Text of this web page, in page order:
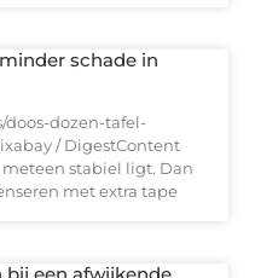
schade in
doos-dozen-tafel-
/ DigestContent
meteen stabiel ligt. Dan
met extra tape